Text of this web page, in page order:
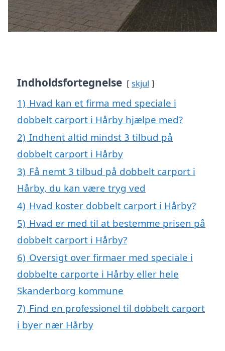
Indholdsfortegnelse skjul
1) Hvad kan et firma med speciale i
dobbelt carport i Hårby hjælpe med?
2) Indhent altid mindst 3 tilbud på
dobbelt carport i Hårby
3) Få nemt 3 tilbud på dobbelt carport i
Hårby, du kan være tryg ved
4) Hvad koster dobbelt carport i Hårby?
5) Hvad er med til at bestemme prisen på
dobbelt carport i Hårby?
6) Oversigt over firmaer med speciale i
dobbelte carporte i Hårby eller hele
Skanderborg kommune
7) Find en professionel til dobbelt carport
i byer nær Hårby